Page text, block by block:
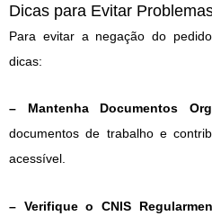
Dicas para Evitar
Para evitar a negação do
dicas:
– Mantenha Documentos
documentos de trabalho e
acessível.
– Verifique o CNIS